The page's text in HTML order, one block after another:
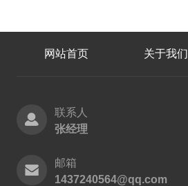
网站首页 关于我们
联系人
张经理
邮箱
1437240564@qq.com